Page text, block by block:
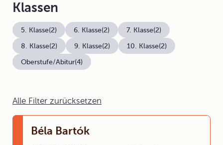
Alle Filter zurücksetzen
Béla Bartók
Klassen
5. Klasse(2) 6. Klasse(2) 7. Klasse(2)
8. Klasse(2) 9. Klasse(2) 10. Klasse(2)
Oberstufe/Abitur(4)